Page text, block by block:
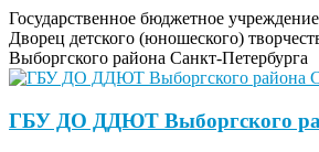
Государственное бюджетное
Дворец детского (юношеского)
Выборгского района Санкт-Петербурга
ГБУ ДО ДДЮТ Выборгского